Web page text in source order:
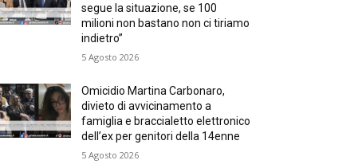
segue la situazione, se 100
milioni non bastano non ci tiriamo
indietro”
5 Agosto 2026
Omicidio Martina Carbonaro,
divieto di avvicinamento a
famiglia e braccialetto elettronico
dell’ex per genitori della 14enne
5 Agosto 2026